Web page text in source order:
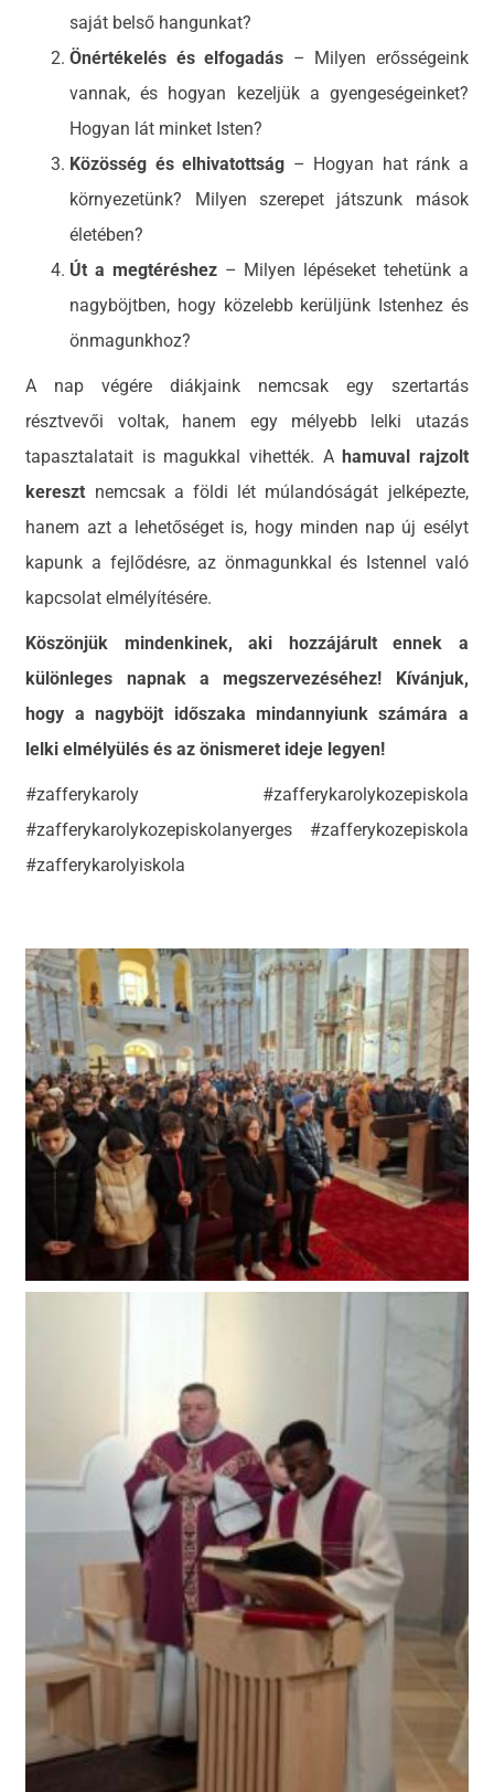
saját belső hangunkat?
Önértékelés és elfogadás – Milyen erősségeink
vannak, és hogyan kezeljük a gyengeségeinket?
Hogyan lát minket Isten?
Közösség és elhivatottság – Hogyan hat ránk a
környezetünk? Milyen szerepet játszunk mások
életében?
Út a megtéréshez– Milyen lépéseket tehetünk a
nagyböjtben, hogy közelebb kerüljünk Istenhez és
önmagunkhoz?
A nap végére diákjaink nemcsak egy szertartás
résztvevői voltak, hanem egy mélyebb lelki utazás
tapasztalatait is magukkal vihették. A hamuval rajzolt
kereszt nemcsak a földi lét múlandóságát jelképezte,
hanem azt a lehetőséget is, hogy minden nap új esélyt
kapunk a fejlődésre, az önmagunkkal és Istennel való
kapcsolat elmélyítésére.
Köszönjük mindenkinek, aki hozzájárult ennek a
különleges napnak a megszervezéséhez! Kívánjuk,
hogy a nagyböjt időszaka mindannyiunk számára a
lelki elmélyülés és az önismeret ideje legyen!
#zafferykaroly #zafferykarolykozepiskola
#zafferykarolykozepiskolanyerges #zafferykozepiskola
#zafferykarolyiskola